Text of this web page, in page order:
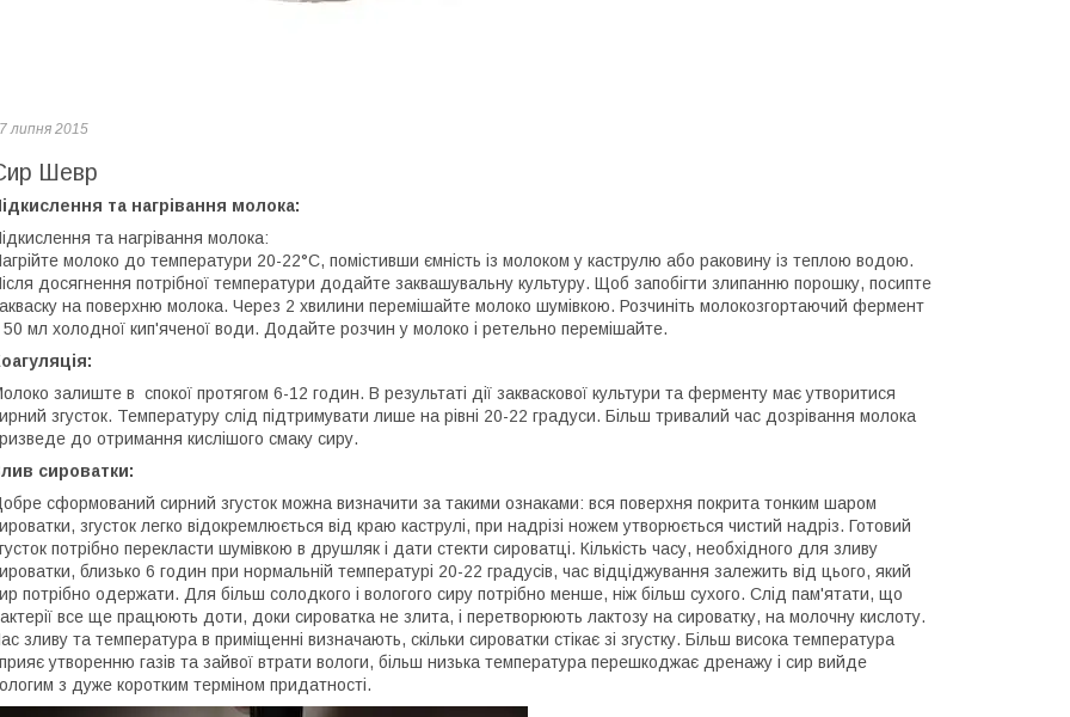
липня 2015
Шевр
та нагрівання молока:
та нагрівання молока:
молоко до температури 20-22°C, помістивши ємність із молоком у каструлю або раковину із теплою водою.
досягнення потрібної температури додайте заквашувальну культуру. Щоб запобігти злипанню порошку, посипте
на поверхню молока. Через 2 хвилини перемішайте молоко шумівкою. Розчиніть молокозгортаючий фермент
50 мл холодної кип'яченої води. Додайте розчин у молоко і ретельно перемішайте.
залиште в спокої протягом 6-12 годин. В результаті дії закваскової культури та ферменту має утворитися
згусток. Температуру слід підтримувати лише на рівні 20-22 градуси. Більш тривалий час дозрівання молока
до отримання кислішого смаку сиру.
сироватки:
сформований сирний згусток можна визначити за такими ознаками: вся поверхня покрита тонким шаром
згусток легко відокремлюється від краю каструлі, при надрізі ножем утворюється чистий надріз. Готовий
потрібно перекласти шумівкою в друшляк і дати стекти сироватці. Кількість часу, необхідного для зливу
близько 6 годин при нормальній температурі 20-22 градусів, час відціджування залежить від цього, який
потрібно одержати. Для більш солодкого і вологого сиру потрібно менше, ніж більш сухого. Слід пам'ятати, що
все ще працюють доти, доки сироватка не злита, і перетворюють лактозу на сироватку, на молочну кислоту.
зливу та температура в приміщенні визначають, скільки сироватки стікає зі згустку. Більш висока температура
утворенню газів та зайвої втрати вологи, більш низька температура перешкоджає дренажу і сир вийде
з дуже коротким терміном придатності.